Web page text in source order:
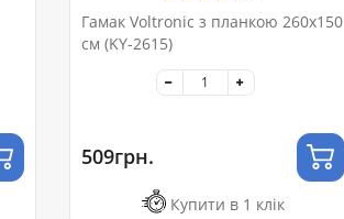
Гамак Voltronic з планкою 260х150
см (KY-2615)
509грн.
Купити в 1 клік